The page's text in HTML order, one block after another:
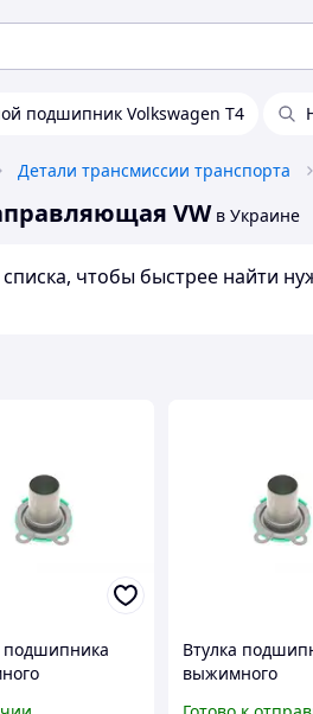
подшипник Volkswagen T4
Детали трансмиссии транспорта
VW в Украине
чтобы быстрее найти
подшипника Втулка
выжимного